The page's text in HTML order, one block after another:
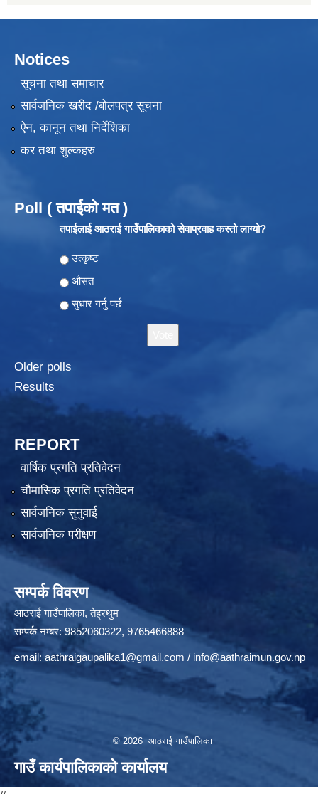
Notices
सूचना तथा समाचार
सार्वजनिक खरीद /बोलपत्र सूचना
ऐन, कानून तथा निर्देशिका
कर तथा शुल्कहरु
Poll ( तपाईको मत )
तपाईलाई आठराई गाउँपालिकाको सेवाप्रवाह कस्तो लाग्यो?
Choices
उत्कृष्ट
औसत
सुधार गर्नु पर्छ
Older polls
Results
REPORT
वार्षिक प्रगति प्रतिवेदन
चौमासिक प्रगति प्रतिवेदन
सार्वजनिक सुनुवाई
सार्वजनिक परीक्षण
सम्पर्क विवरण
आठराई गाउँपालिका, तेह्रथुम
सम्पर्क नम्बर: 9852060322, 9765466888
email: aathraigaupalika1@gmail.com / info@aathraimun.gov.np
© 2026 आठराई गाउँपालिका
गाउँ कार्यपालिकाको कार्यालय